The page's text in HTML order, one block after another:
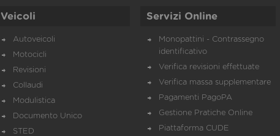
Veicoli
Autoveicoli
Motocicli
Revisioni
Collaudi
Modulistica
Documento Unico
STED
Servizi Online
Monopattini - Contrassegno
identificativo
Verifica revisioni effettuate
Verifica massa supplementare
Pagamenti PagoPA
Gestione Pratiche Online
Piattaforma CUDE